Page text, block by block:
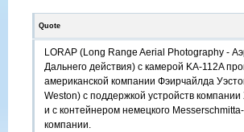
Quote
LORAP (Long Range Aerial Photography -
Дальнего действия) с камерой KA-112A
американской компании Фэирчайлда
Weston) с поддержкой устройств
и с контейнером немецкого
компании.